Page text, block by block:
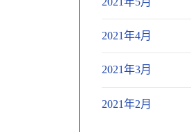
2021年4月
2021年3月
2021年2月